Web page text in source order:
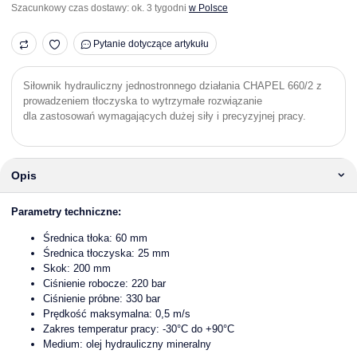
Szacunkowy czas dostawy: ok. 3 tygodni w Polsce
Pytanie dotyczące artykułu
Siłownik hydrauliczny jednostronnego działania CHAPEL 660/2 z
prowadzeniem tłoczyska to wytrzymałe rozwiązanie
dla zastosowań wymagających dużej siły i precyzyjnej pracy.
Opis
Parametry techniczne:
Średnica tłoka: 60 mm
Średnica tłoczyska: 25 mm
Skok: 200 mm
Ciśnienie robocze: 220 bar
Ciśnienie próbne: 330 bar
Prędkość maksymalna: 0,5 m/s
Zakres temperatur pracy: -30°C do +90°C
Medium: olej hydrauliczny mineralny